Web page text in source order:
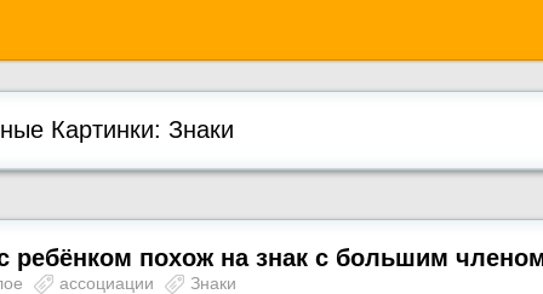
Картинки: Знаки
ребёнком похож на знак с большим
ассоциации Знаки